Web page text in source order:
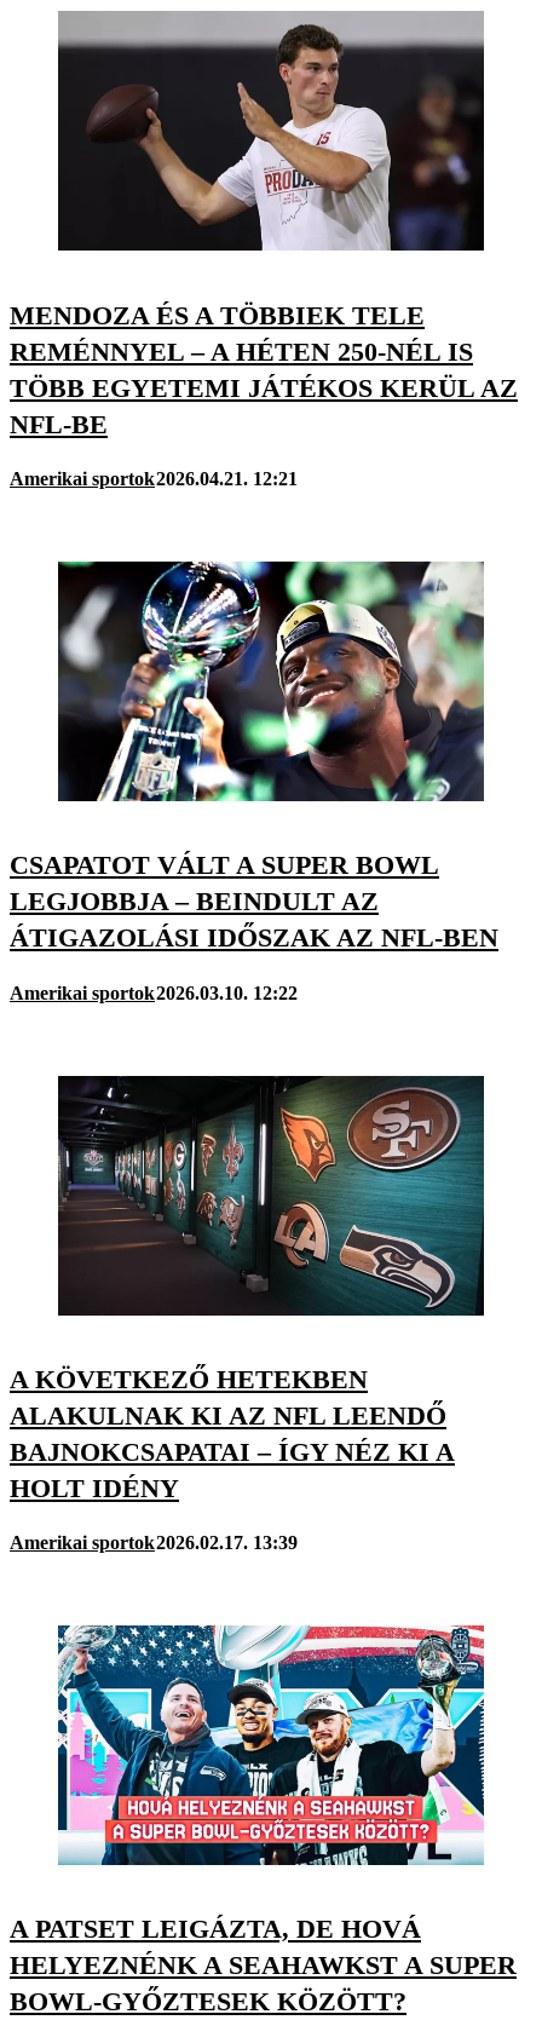
MENDOZA ÉS A TÖBBIEK TELE
REMÉNNYEL – A HÉTEN 250-NÉL IS
TÖBB EGYETEMI JÁTÉKOS KERÜL AZ
NFL-BE
Amerikai sportok2026.04.21. 12:21
CSAPATOT VÁLT A SUPER BOWL
LEGJOBBJA – BEINDULT AZ
ÁTIGAZOLÁSI IDŐSZAK AZ NFL-BEN
Amerikai sportok2026.03.10. 12:22
A KÖVETKEZŐ HETEKBEN
ALAKULNAK KI AZ NFL LEENDŐ
BAJNOKCSAPATAI – ÍGY NÉZ KI A
HOLT IDÉNY
Amerikai sportok2026.02.17. 13:39
A PATSET LEIGÁZTA, DE HOVÁ
HELYEZNÉNK A SEAHAWKST A SUPER
BOWL-GYŐZTESEK KÖZÖTT?